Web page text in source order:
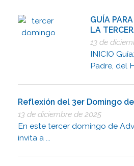
GUÍA
LA
13 de
INICIO
Padre, del
Reflexión del 3er Domingo
13 de diciembre de 2025
En este tercer domingo de
invita a ...